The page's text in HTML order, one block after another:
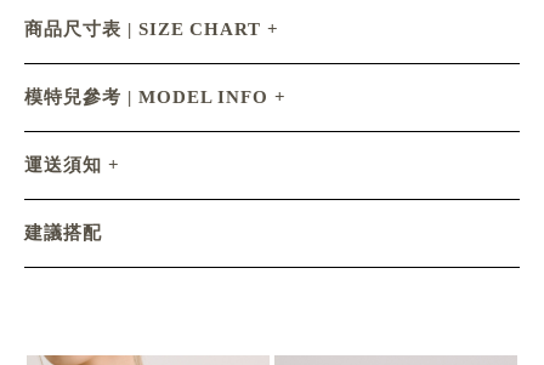
商品尺寸表 | SIZE CHART
模特兒參考 | MODEL INFO
運送須知
建議搭配